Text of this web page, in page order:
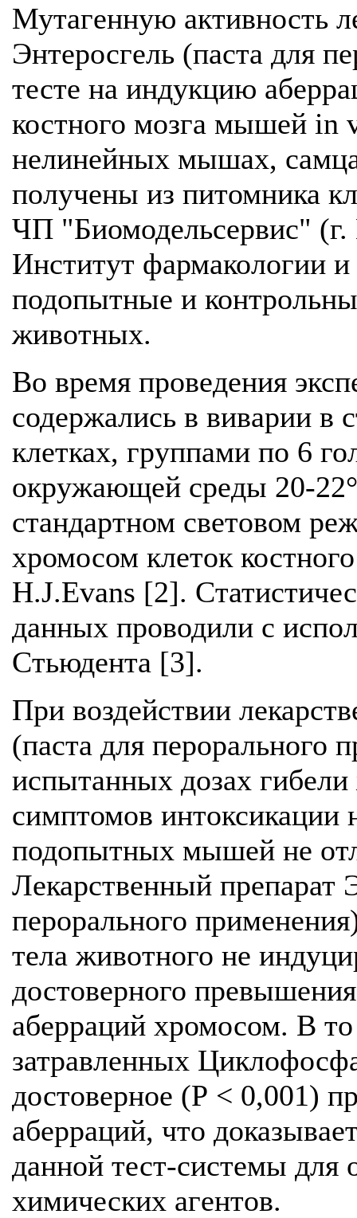
Мутагенную активность
Энтеросгель (паста для
тесте на индукцию
костного мозга мышей in
нелинейных мышах,
получены из питомника
ЧП "Биомодельсервис"
Институт фармакологии
подопытные и
животных.
Во время проведения
содержались в виварии в
клетках, группами по 6
окружающей среды 20-
стандартном световом
хромосом клеток
H.J.Evans [2].
данных проводили с
Стьюдента [3].
При воздействии
(паста для перорального
испытанных дозах
симптомов интоксикации
подопытных мышей не
Лекарственный препарат
перорального
тела животного не
достоверного
аберраций хромосом. В
затравленных
достоверное (Р < 0,001)
аберраций, что
данной тест-системы для
химических агентов.